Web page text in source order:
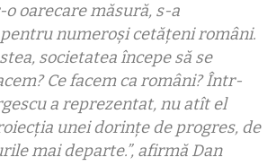
o oarecare măsură, s-a
numeroși cetățeni români.
societatea începe să se
Ce facem ca români? Într-
a reprezentat, nu atît el
unei dorinţe de progres, de
mai departe.”, afirmă Dan